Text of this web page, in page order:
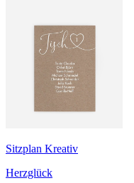
Sitzplan Kreativ
Herzglück